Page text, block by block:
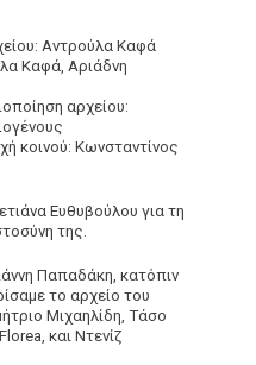
Αντρούλα Καφά
Καφά, Αριάδνη
αρχείου:
κοινού: Κωνσταντίνος
Ευθυβούλου για τη
της.
Παπαδάκη, κατόπιν
το αρχείο του
Μιχαηλίδη, Τάσο
και Ντενίζ